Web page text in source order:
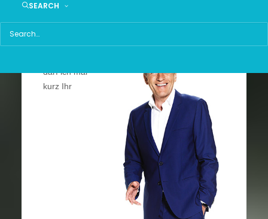
SEARCH
darf ich mal
kurz Ihr